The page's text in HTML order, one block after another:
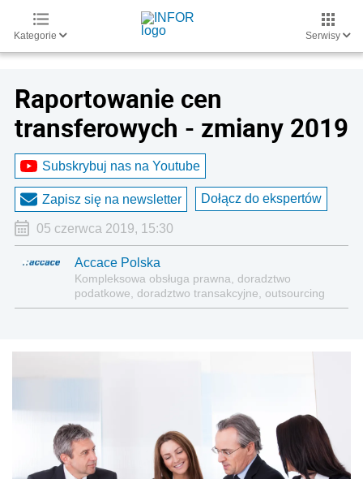
Kategorie Serwisy
Raportowanie cen
transferowych - zmiany 2019
Subskrybuj nas na Youtube
Zapisz się na newsletter Dołącz do ekspertów
05 czerwca 2019, 15:30
Accace Polska
Kompleksowa obsługa prawna, doradztwo
podatkowe, doradztwo transakcyjne, outsourcing
księgowości, kadr i płac.